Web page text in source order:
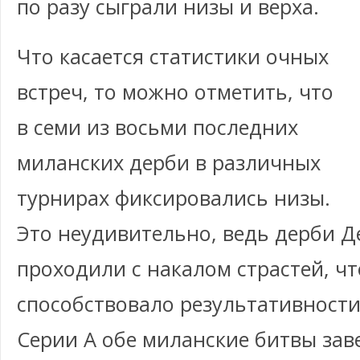
по разу сыграли низы и верха.
Что касается статистики очных
встреч, то можно отметить, что
в семи из восьми последних
миланских дерби в различных
турнирах фиксировались низы.
Это неудивительно, ведь дерби
проходили с накалом страстей,
способствовало
Серии А обе миланские битвы